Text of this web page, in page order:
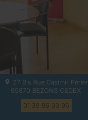
27 Bis Rue Casimir Périer
95870 BEZONS CEDEX
01 39 96 00 96